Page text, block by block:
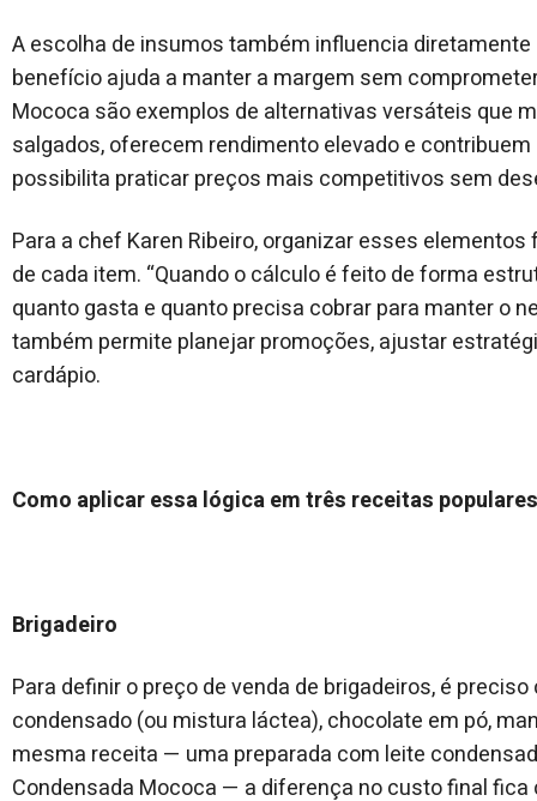
A escolha de insumos também influencia
benefício ajuda a manter a margem sem
Mococa são exemplos de alternativas versáteis que
salgados, oferecem rendimento elevado e
possibilita praticar preços mais competitivos sem
Para a chef Karen Ribeiro, organizar esses
de cada item. “Quando o cálculo é feito de forma
quanto gasta e quanto precisa cobrar para manter o
também permite planejar promoções, ajustar
cardápio.
Como aplicar essa lógica em três receitas populares
Brigadeiro
Para definir o preço de venda de brigadeiros, é
condensado (ou mistura láctea), chocolate em pó,
mesma receita — uma preparada com leite
Condensada Mococa — a diferença no custo final fica